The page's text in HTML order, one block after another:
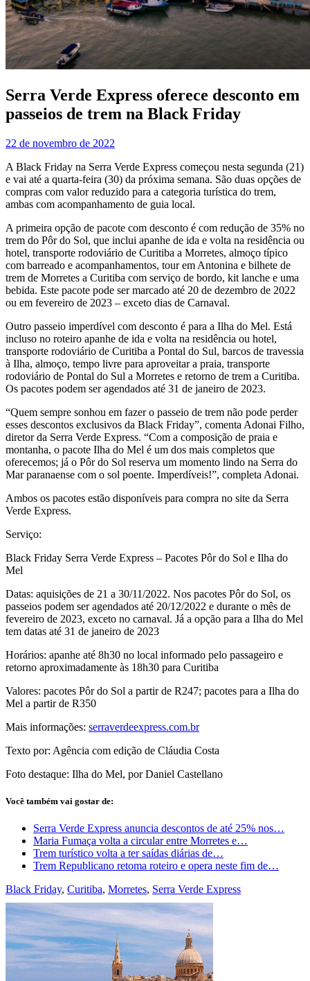
Serra Verde Express oferece desconto em
passeios de trem na Black Friday
22 de novembro de 2022
A Black Friday na Serra Verde Express começou nesta segunda (21)
e vai até a quarta-feira (30) da próxima semana. São duas opções de
compras com valor reduzido para a categoria turística do trem,
ambas com acompanhamento de guia local.
A primeira opção de pacote com desconto é com redução de 35% no
trem do Pôr do Sol, que inclui apanhe de ida e volta na residência ou
hotel, transporte rodoviário de Curitiba a Morretes, almoço típico
com barreado e acompanhamentos, tour em Antonina e bilhete de
trem de Morretes a Curitiba com serviço de bordo, kit lanche e uma
bebida. Este pacote pode ser marcado até 20 de dezembro de 2022
ou em fevereiro de 2023 – exceto dias de Carnaval.
Outro passeio imperdível com desconto é para a Ilha do Mel. Está
incluso no roteiro apanhe de ida e volta na residência ou hotel,
transporte rodoviário de Curitiba a Pontal do Sul, barcos de travessia
à Ilha, almoço, tempo livre para aproveitar a praia, transporte
rodoviário de Pontal do Sul a Morretes e retorno de trem a Curitiba.
Os pacotes podem ser agendados até 31 de janeiro de 2023.
“Quem sempre sonhou em fazer o passeio de trem não pode perder
esses descontos exclusivos da Black Friday”, comenta Adonai Filho,
diretor da Serra Verde Express. “Com a composição de praia e
montanha, o pacote Ilha do Mel é um dos mais completos que
oferecemos; já o Pôr do Sol reserva um momento lindo na Serra do
Mar paranaense com o sol poente. Imperdíveis!”, completa Adonai.
Ambos os pacotes estão disponíveis para compra no site da Serra
Verde Express.
Serviço:
Black Friday Serra Verde Express – Pacotes Pôr do Sol e Ilha do
Mel
Datas: aquisições de 21 a 30/11/2022. Nos pacotes Pôr do Sol, os
passeios podem ser agendados até 20/12/2022 e durante o mês de
fevereiro de 2023, exceto no carnaval. Já a opção para a Ilha do Mel
tem datas até 31 de janeiro de 2023
Horários: apanhe até 8h30 no local informado pelo passageiro e
retorno aproximadamente às 18h30 para Curitiba
Valores: pacotes Pôr do Sol a partir de R247; pacotes para a Ilha do
Mel a partir de R350
Mais informações: serraverdeexpress.com.br
Texto por: Agência com edição de Cláudia Costa
Foto destaque: Ilha do Mel, por Daniel Castellano
Você também vai gostar de:
Serra Verde Express anuncia descontos de até 25% nos…
Maria Fumaça volta a circular entre Morretes e…
Trem turístico volta a ter saídas diárias de…
Trem Republicano retoma roteiro e opera neste fim de…
Black Friday, Curitiba, Morretes, Serra Verde Express